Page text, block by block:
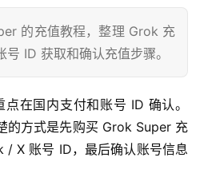
的充值教程，整理 Grok 充
ID 获取和确认充值步骤。
在国内支付和账号 ID 确认。
的方式是先购买 Grok Super 充
/ X 账号 ID，最后确认账号信息